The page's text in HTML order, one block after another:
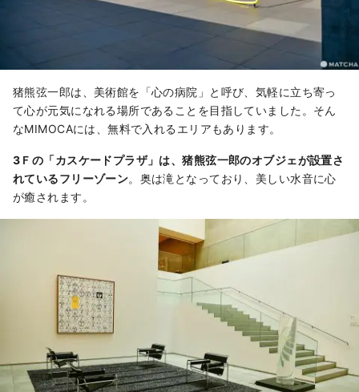
猪熊弦一郎は、美術館を「心の病院」と呼び、気軽に立ち寄っ
て心が元気になれる場所であることを目指していました。そん
なMIMOCAには、無料で入れるエリアもあります。
3Ｆの「カスケードプラザ」は、猪熊弦一郎のオブジェが設置さ
れているフリーゾーン。奥は滝となっており、美しい水音に心
が癒されます。